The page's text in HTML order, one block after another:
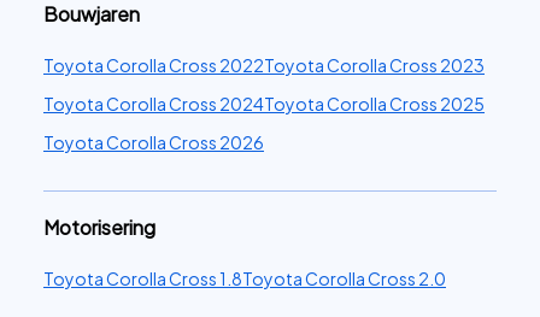
Bouwjaren
Toyota Corolla Cross 2022Toyota Corolla Cross 2023
Toyota Corolla Cross 2024Toyota Corolla Cross 2025
Toyota Corolla Cross 2026
Motorisering
Toyota Corolla Cross 1.8Toyota Corolla Cross 2.0